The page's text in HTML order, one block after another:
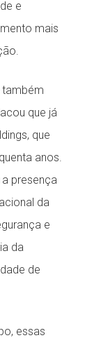
e
mais
também
que já
que
anos.
presença
da
e
da
de
essas